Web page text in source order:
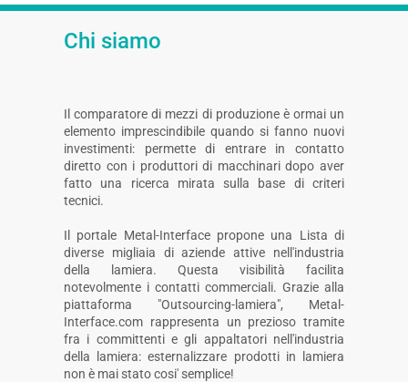
Chi siamo
Il comparatore di mezzi di produzione è ormai un
elemento imprescindibile quando si fanno nuovi
investimenti: permette di entrare in contatto
diretto con i produttori di macchinari dopo aver
fatto una ricerca mirata sulla base di criteri
tecnici.
Il portale Metal-Interface propone una Lista di
diverse migliaia di aziende attive nell'industria
della lamiera. Questa visibilità facilita
notevolmente i contatti commerciali. Grazie alla
piattaforma "Outsourcing-lamiera", Metal-
Interface.com rappresenta un prezioso tramite
fra i committenti e gli appaltatori nell'industria
della lamiera: esternalizzare prodotti in lamiera
non è mai stato cosi' semplice!